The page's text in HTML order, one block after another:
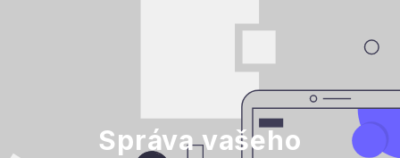
Správa vašeho